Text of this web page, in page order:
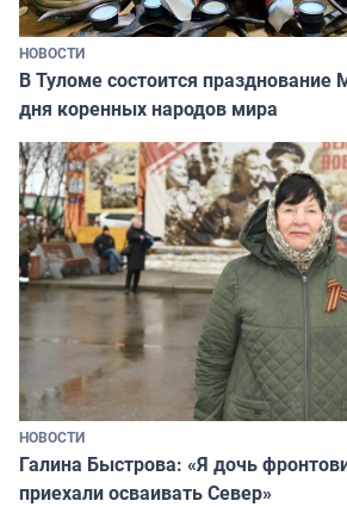
НОВОСТИ
В Туломе состоится
дня коренных народов мира
НОВОСТИ
Галина Быстрова: «Я дочь
приехали осваивать Север»